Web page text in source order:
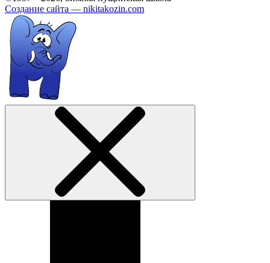
Создание сайта — nikitakozin.com